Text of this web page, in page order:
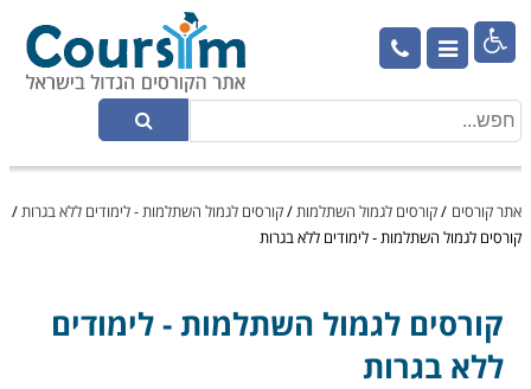

אתר קורסים /קורסים לגמול השתלמות/קורסים לגמול השתלמות - לימודים ללא בגרות/
קורסים לגמול השתלמות - לימודים ללא בגרות
קורסים לגמול השתלמות- לימודים
ללא בגרות